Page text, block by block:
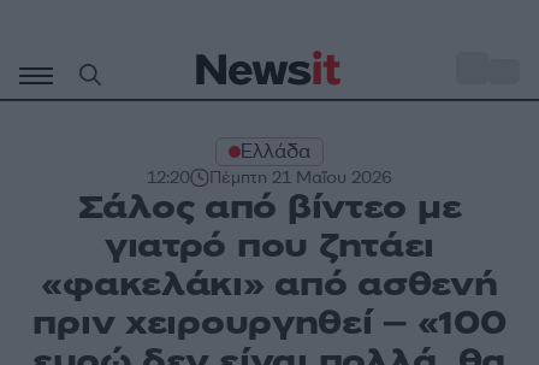
περιεχόμενο
Ελλάδα
12:20 Πέμπτη 21 Μαΐου 2026
Σάλος από βίντεο με
γιατρό που ζητάει
«φακελάκι» από ασθενή
πριν χειρουργηθεί – «100